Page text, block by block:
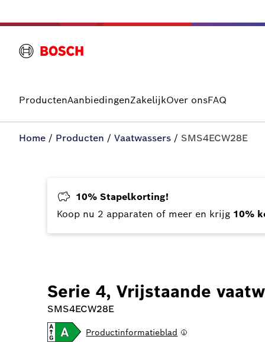
ProductenAanbiedingenZakelijkOver onsFAQ
Home / Producten / Vaatwassers / SMS4ECW28E
10% Stapelkorting!
Koop nu 2 apparaten of meer en krijg 10%
Serie 4, Vrijstaande
SMS4ECW28E
Productinformatieblad